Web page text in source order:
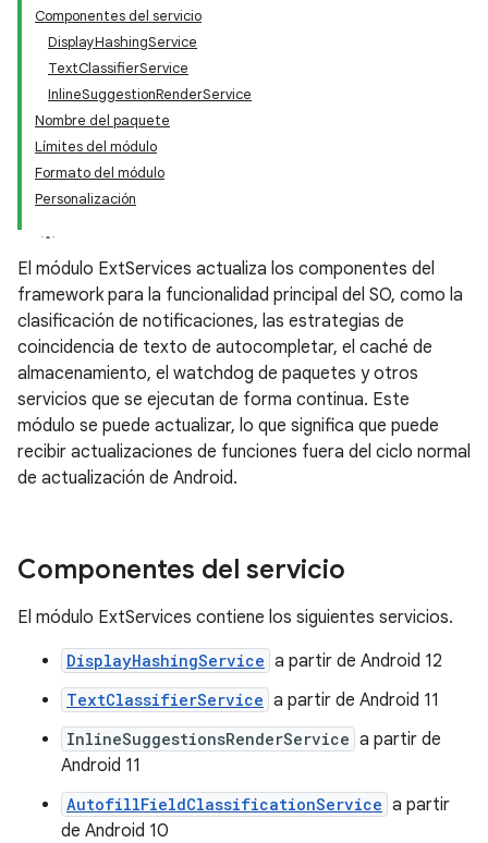
Componentes del servicio
DisplayHashingService
TextClassifierService
InlineSuggestionRenderService
Nombre del paquete
Límites del módulo
Formato del módulo
Personalización
El módulo ExtServices actualiza los componentes del
framework para la funcionalidad principal del SO, como la
clasificación de notificaciones, las estrategias de
coincidencia de texto de autocompletar, el caché de
almacenamiento, el watchdog de paquetes y otros
servicios que se ejecutan de forma continua. Este
módulo se puede actualizar, lo que significa que puede
recibir actualizaciones de funciones fuera del ciclo normal
de actualización de Android.
Componentes del servicio
El módulo ExtServices contiene los siguientes servicios.
DisplayHashingService a partir de Android 12
TextClassifierService a partir de Android 11
InlineSuggestionsRenderService a partir de
Android 11
AutofillFieldClassificationService a partir
de Android 10